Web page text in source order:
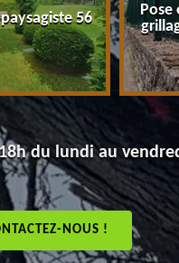
56
du lundi au
NOUS !